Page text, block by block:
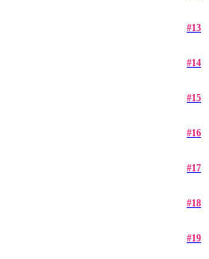
#13
#14
#15
#16
#17
#18
#19